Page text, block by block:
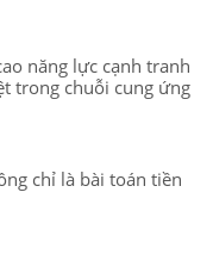
năng lực cạnh tranh
trong chuỗi cung ứng
chỉ là bài toán tiền